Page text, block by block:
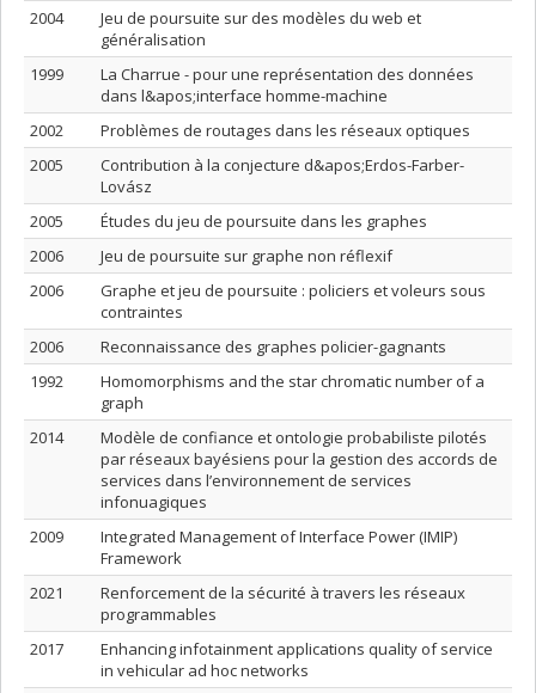
2004
Jeu de poursuite sur des modèles du web et
généralisation
1999
La Charrue - pour une représentation des données
dans l&apos;interface homme-machine
2002
Problèmes de routages dans les réseaux optiques
2005
Contribution à la conjecture d&apos;Erdos-Farber-
Lovász
2005
Études du jeu de poursuite dans les graphes
2006
Jeu de poursuite sur graphe non réflexif
2006
Graphe et jeu de poursuite : policiers et voleurs sous
contraintes
2006
Reconnaissance des graphes policier-gagnants
1992
Homomorphisms and the star chromatic number of a
graph
2014
Modèle de confiance et ontologie probabiliste pilotés
par réseaux bayésiens pour la gestion des accords de
services dans l’environnement de services
infonuagiques
2009
Integrated Management of Interface Power (IMIP)
Framework
2021
Renforcement de la sécurité à travers les réseaux
programmables
2017
Enhancing infotainment applications quality of service
in vehicular ad hoc networks